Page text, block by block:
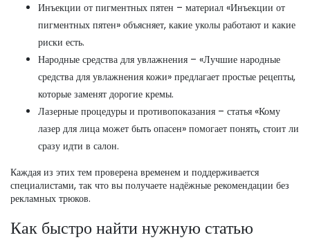
Инъекции от пигментных пятен – материал «Инъекции от
пигментных пятен» объясняет, какие уколы работают и какие
риски есть.
Народные средства для увлажнения – «Лучшие народные
средства для увлажнения кожи» предлагает простые рецепты,
которые заменят дорогие кремы.
Лазерные процедуры и противопоказания – статья «Кому
лазер для лица может быть опасен» помогает понять, стоит ли
сразу идти в салон.
Каждая из этих тем проверена временем и поддерживается
специалистами, так что вы получаете надёжные рекомендации без
рекламных трюков.
Как быстро найти нужную статью